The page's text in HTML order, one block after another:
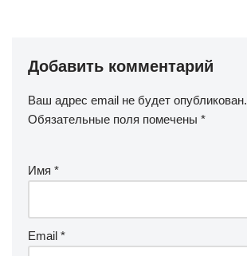
Добавить комментарий
Ваш адрес email не будет опубликован.
Обязательные поля помечены *
Имя *
Email *